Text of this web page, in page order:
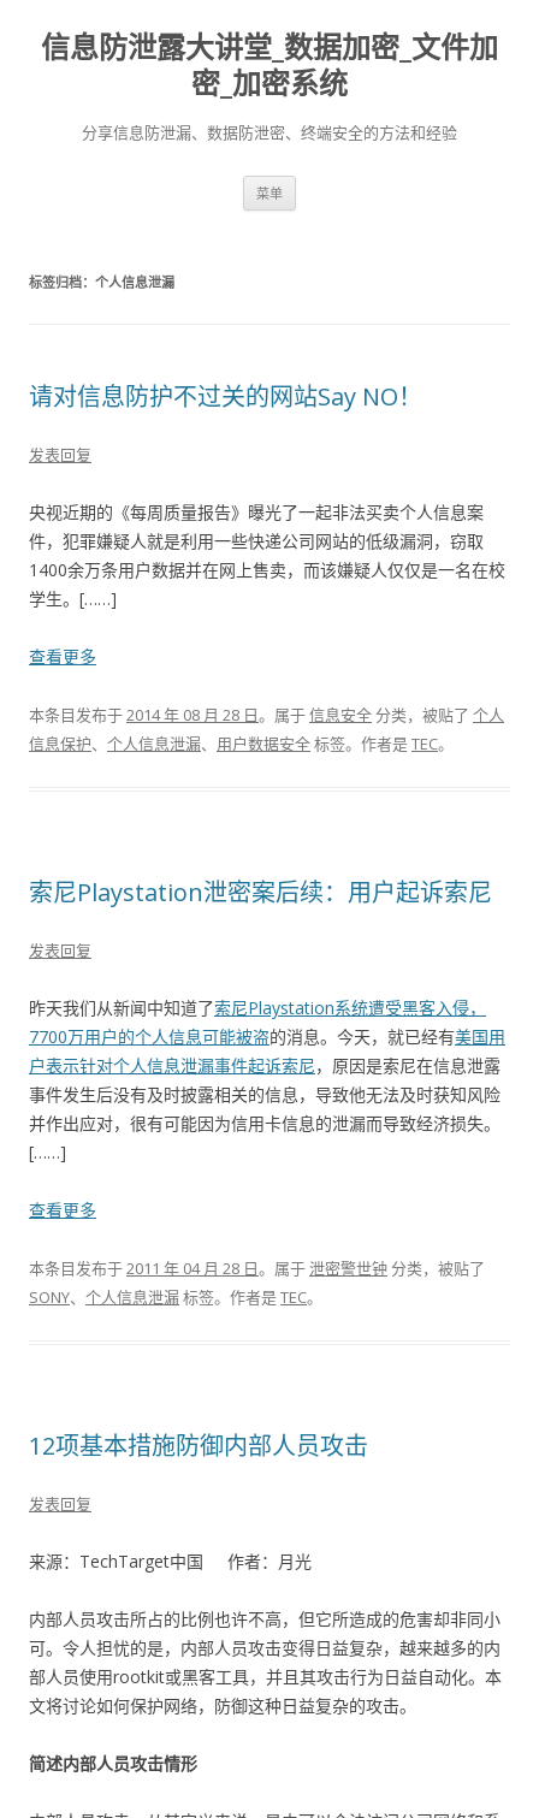
信息防泄露大讲堂_数据加密_文件加
密_加密系统
分享信息防泄漏、数据防泄密、终端安全的方法和经验
菜单
标签归档： 个人信息泄漏
请对信息防护不过关的网站Say NO！
发表回复
央视近期的《每周质量报告》曝光了一起非法买卖个人信息案
件，犯罪嫌疑人就是利用一些快递公司网站的低级漏洞，窃取
1400余万条用户数据并在网上售卖，而该嫌疑人仅仅是一名在校
学生。[……]
查看更多
本条目发布于2014 年 08 月 28 日。属于信息安全分类，被贴了 个人
信息保护、 个人信息泄漏、 用户数据安全标签。 作者是TEC。
索尼Playstation泄密案后续：用户起诉索尼
发表回复
昨天我们从新闻中知道了索尼Playstation系统遭受黑客入侵，
7700万用户的个人信息可能被盗的消息。今天，就已经有美国用
户表示针对个人信息泄漏事件起诉索尼，原因是索尼在信息泄露
事件发生后没有及时披露相关的信息，导致他无法及时获知风险
并作出应对，很有可能因为信用卡信息的泄漏而导致经济损失。
[……]
查看更多
本条目发布于2011 年 04 月 28 日。属于泄密警世钟 分类，被贴了
SONY、 个人信息泄漏标签。 作者是TEC。
12项基本措施防御内部人员攻击
发表回复
来源：TechTarget中国 作者：月光
内部人员攻击所占的比例也许不高，但它所造成的危害却非同小
可。令人担忧的是，内部人员攻击变得日益复杂，越来越多的内
部人员使用rootkit或黑客工具，并且其攻击行为日益自动化。本
文将讨论如何保护网络，防御这种日益复杂的攻击。
简述内部人员攻击情形